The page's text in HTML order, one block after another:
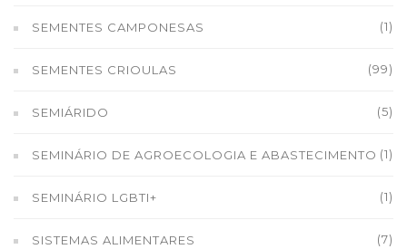
SEMENTES CAMPONESAS (1)
SEMENTES CRIOULAS (99)
SEMIÁRIDO (5)
SEMINÁRIO DE AGROECOLOGIA E ABASTECIMENTO (1)
SEMINÁRIO LGBTI+ (1)
SISTEMAS ALIMENTARES (7)